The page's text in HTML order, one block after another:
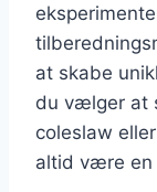
at skabe
du vælger at
coleslaw
altid være en